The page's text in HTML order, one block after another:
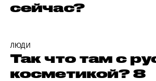
сейчас?
ЛЮДИ
Так что там с
косметикой? 8